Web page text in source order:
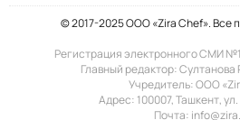
© 2017-2025 ООО «Zira Chef». Все
Регистрация электронного СМИ
Главный редактор: Султанова
Учредитель: ООО
Адрес: 100007, Ташкент,
Почта: